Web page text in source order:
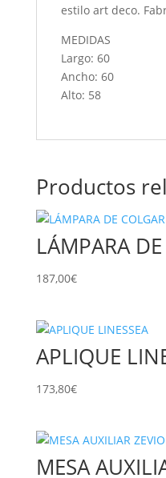
estilo art deco.
MEDIDAS
Largo: 60
Ancho: 60
Alto: 58
Productos
LÁMPARA
187,00€
APLIQUE
173,80€
MESA